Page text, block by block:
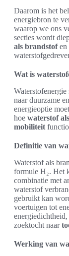
Daarom is het
energiebron te
waarop we ons
secties wordt
als brandstofen
Wat is
naar duurzame
energieoptie
hoe waterstof
mobiliteit
Definitie van
Waterstof als
formule H₂. Het
combinatie met
waterstof
gebruikt kan
voertuigen tot
zoektocht naar
Werking van